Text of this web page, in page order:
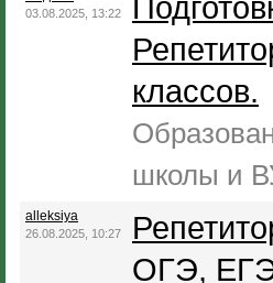
03.08.2025, 13:22
классов.
школы и
alleksiya
26.08.2025, 10:27
ОГЭ,